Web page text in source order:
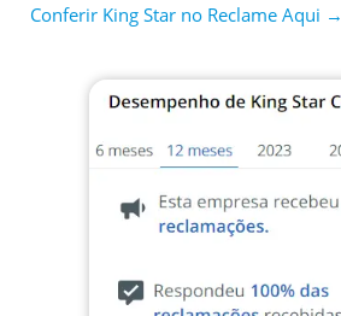
Conferir King Star no Reclame Aqui →